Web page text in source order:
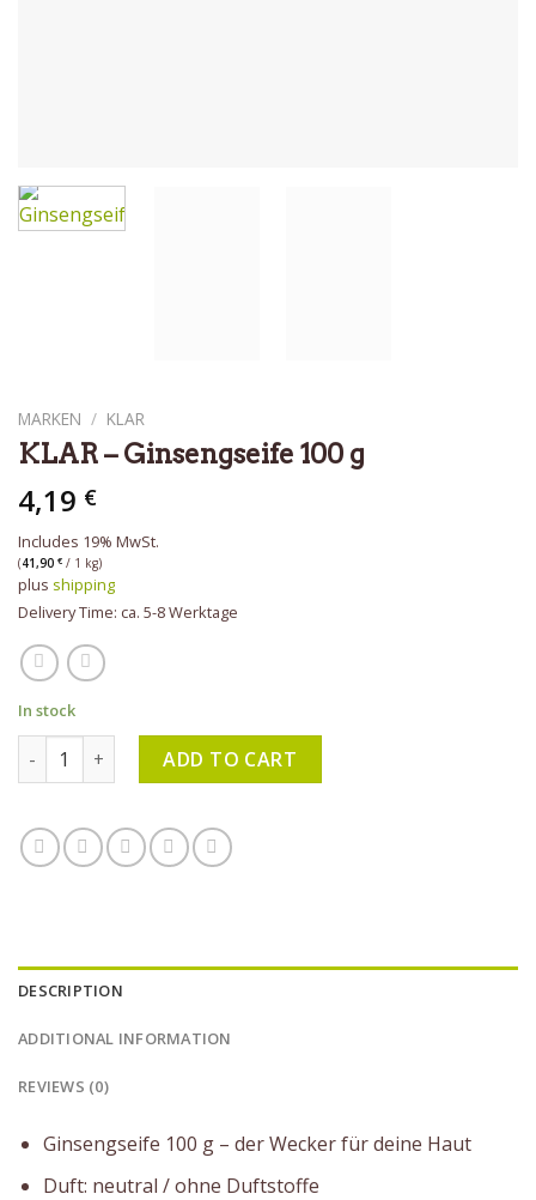
MARKEN / KLAR
KLAR – Ginsengseife 100 g
4,19 €
Includes 19% MwSt.
(41,90 € / 1 kg)
plus shipping
Delivery Time: ca. 5-8 Werktage
In stock
KLAR - Ginsengseife 100 g quantity
ADD TO CART
DESCRIPTION
ADDITIONAL INFORMATION
REVIEWS (0)
Ginsengseife 100 g – der Wecker für deine Haut
Duft: neutral / ohne Duftstoffe